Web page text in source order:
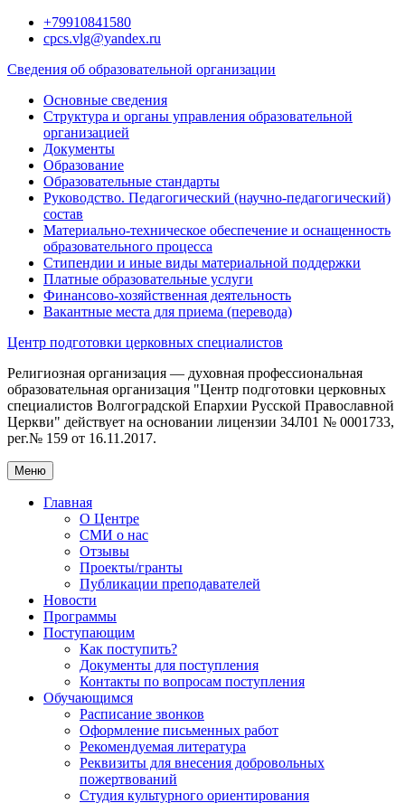
Перейти+79910841580
cpcs.vlg@yandex.ru
Сведения об образовательной организации
Основные сведения
Структура и органы управления образовательной
организацией
Документы
Образование
Образовательные стандарты
Руководство. Педагогический (научно-педагогический)
состав
Материально-техническое обеспечение и оснащенность
образовательного процесса
Стипендии и иные виды материальной поддержки
Платные образовательные услуги
Финансово-хозяйственная деятельность
Вакантные места для приема (перевода)
Центр подготовки церковных специалистов
Религиозная организация — духовная профессиональная
образовательная организация "Центр подготовки церковных
специалистов Волгоградской Eпархии Русской Православной
Церкви" действует на основании лицензии 34Л01 № 0001733,
рег.№ 159 от 16.11.2017.
Меню
Главная
О Центре
СМИ о нас
Отзывы
Проекты/гранты
Публикации преподавателей
Новости
Программы
Поступающим
Как поступить?
Документы для поступления
Контакты по вопросам поступления
Обучающимся
Расписание звонков
Оформление письменных работ
Рекомендуемая литература
Реквизиты для внесения добровольных
пожертвований
Студия культурного ориентирования